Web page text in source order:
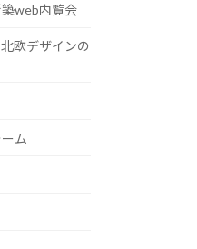
web内覧会
欧デザインの
ム